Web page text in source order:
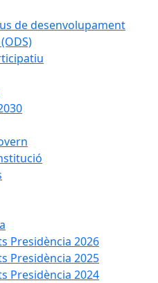
de desenvolupament
Presidència 2026
Presidència 2025
Presidència 2024